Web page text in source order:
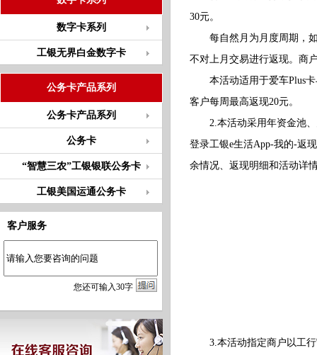
数字卡系列
工银无界白金数字卡
公务卡产品系列
公务卡产品系列
公务卡
“智慧三农”工银银联公务卡
工银美国运通公务卡
客户服务
您还可输入30字
30元。
每自然月为月度周期，如
不对上月交易进行返现。商
本活动适用于爱车Plus卡
客户每周最高返现20元。
2.本活动采用年资金池、
登录工银e生活App-我的-返
余情况、返现明细和活动详
3.本活动指定商户以工行